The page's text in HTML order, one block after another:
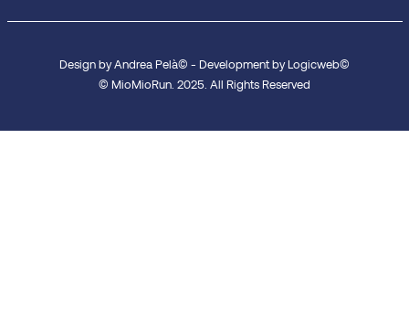
Design by Andrea Pelà© - Development by Logicweb©
© MioMioRun. 2025. All Rights Reserved